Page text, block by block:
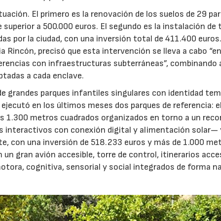
El primero es la renovación de los suelos de 29
a 500.000 euros. El segundo es la instalación de
por la ciudad, con una inversión total de 411.400
Rincón, precisó que esta intervención se lleva a cabo
con infraestructuras subterráneas”, combinando
a cada enclave.
grandes parques infantiles singulares con identidad
en los últimos meses dos parques de referencia:
1.300 metros cuadrados organizados en torno a un
interactivos con conexión digital y alimentación solar—
con una inversión de 518.233 euros y más de 1.000
gran avión accesible, torre de control, itinerarios
cognitiva, sensorial y social integrados de forma